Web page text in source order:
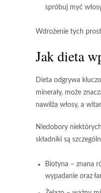
spróbuj myć
Wdrożenie tych
Jak dieta
Dieta odgrywa
minerały, może
nawilża włosy, a
Niedobory
składniki są
Biotyna – znana
wypadanie oraz